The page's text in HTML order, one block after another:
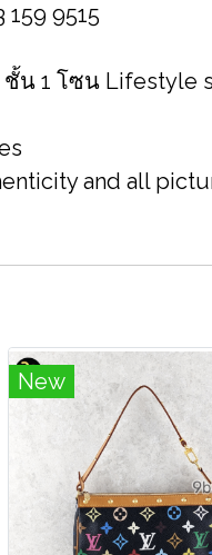
159 9515
ชั้น 1 โซน Lifestyle
and all
New